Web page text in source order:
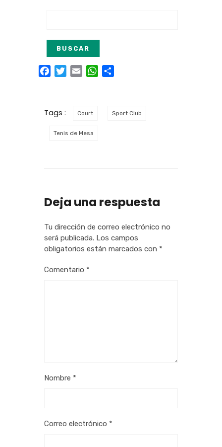
FacebookTwitter
Email WhatsApp
Tags : Court Sport Club
Tenis de Mesa
Deja una respuesta
Tu dirección de correo electrónico no
será publicada. Los campos
obligatorios están marcados con *
Comentario *
Nombre *
Correo electrónico *